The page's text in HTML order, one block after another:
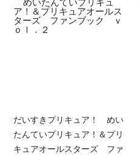
だいすきプリキュア！ めい
たんていプリキュア！＆プリ
キュアオールスターズ ファ